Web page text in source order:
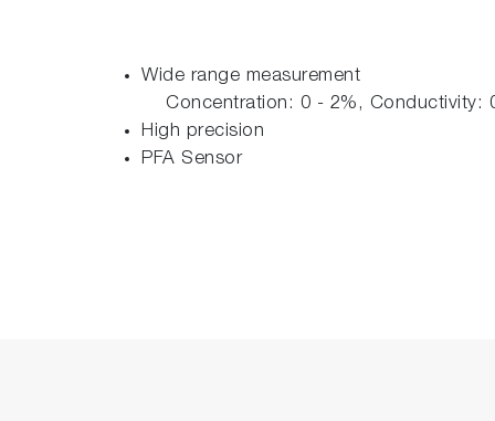
Wide range measurement
Concentration: 0 - 2%, Conductivity:
High precision
PFA Sensor